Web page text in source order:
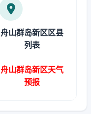
舟山群岛新区区县
列表
舟山群岛新区天气
预报